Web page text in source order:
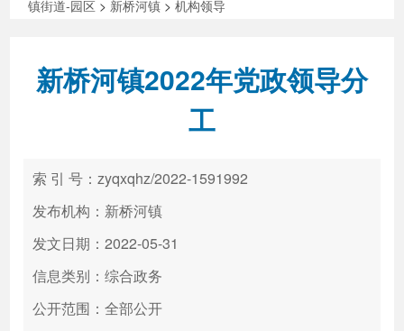
新闻中心 解读回应
政务服务
高效办成一件事
镇街道-园区 > 新桥河镇 >机构领导
新桥河镇2022年党政领导分
工
索 引 号：zyqxqhz/2022-1591992
发布机构：新桥河镇
发文日期：2022-05-31
信息类别：综合政务
公开范围：全部公开